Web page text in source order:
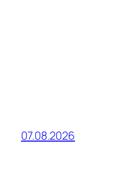
07.08.2026